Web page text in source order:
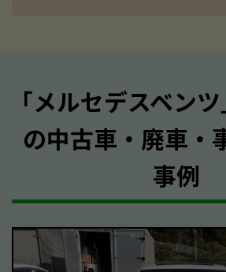
｢メルセデスベン
の中古車・廃車・
事例